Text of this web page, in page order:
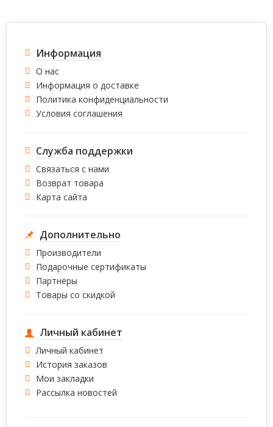
Информация
О нас
Информация о доставке
Политика конфиденциальности
Условия соглашения
Служба поддержки
Связаться с нами
Возврат товара
Карта сайта
Дополнительно
Производители
Подарочные сертификаты
Партнёры
Товары со скидкой
Личный кабинет
Личный кабинет
История заказов
Мои закладки
Рассылка новостей